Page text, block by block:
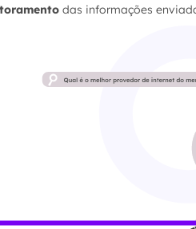
das informações